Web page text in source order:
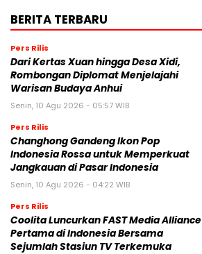
BERITA TERBARU
Pers Rilis
Dari Kertas Xuan hingga Desa Xidi,
Rombongan Diplomat Menjelajahi
Warisan Budaya Anhui
Senin, 10 Agu 2026 - 05:57 WIB
Pers Rilis
Changhong Gandeng Ikon Pop
Indonesia Rossa untuk Memperkuat
Jangkauan di Pasar Indonesia
Senin, 10 Agu 2026 - 04:22 WIB
Pers Rilis
Coolita Luncurkan FAST Media Alliance
Pertama di Indonesia Bersama
Sejumlah Stasiun TV Terkemuka